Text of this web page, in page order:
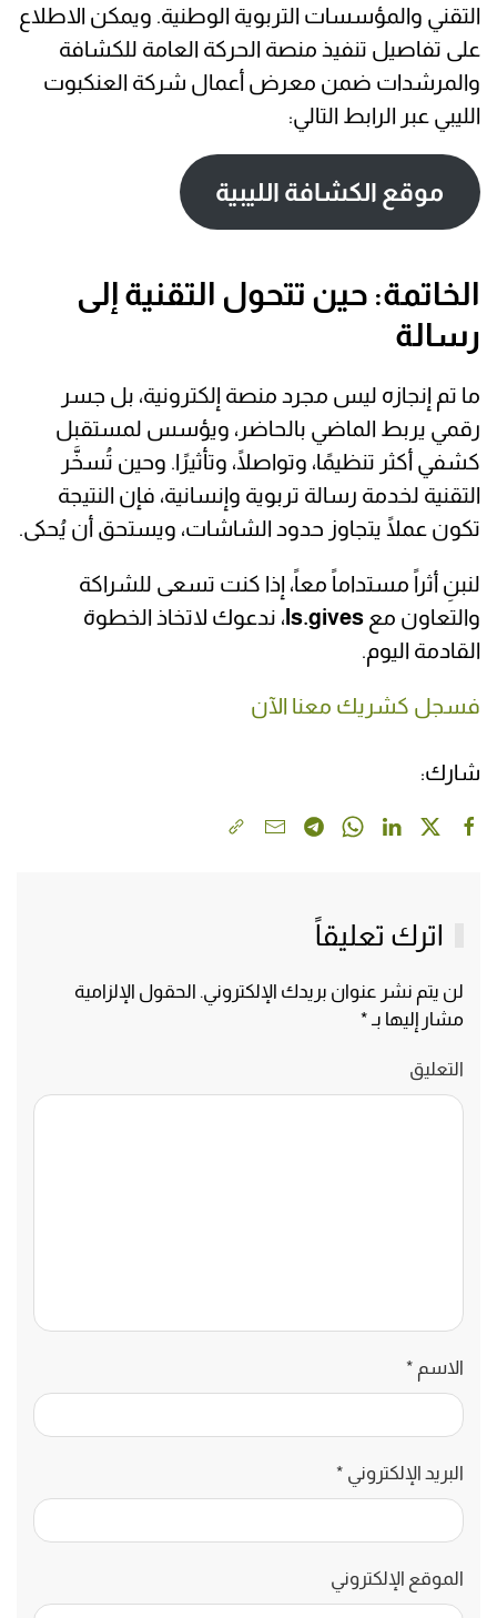
التقني والمؤسسات التربوية الوطنية. ويمكن الاطلاع
على تفاصيل تنفيذ منصة الحركة العامة للكشافة
والمرشدات ضمن معرض أعمال شركة العنكبوت
الليبي عبر الرابط التالي:
موقع الكشافة الليبية
الخاتمة: حين تتحول التقنية إلى
رسالة
ما تم إنجازه ليس مجرد منصة إلكترونية، بل جسر
رقمي يربط الماضي بالحاضر، ويؤسس لمستقبل
كشفي أكثر تنظيمًا، وتواصلًا، وتأثيرًا. وحين تُسخَّر
التقنية لخدمة رسالة تربوية وإنسانية، فإن النتيجة
تكون عملًا يتجاوز حدود الشاشات، ويستحق أن يُحكى.
لنبنِ أثراً مستداماً معاً، إذا كنت تسعى للشراكة
والتعاون مع ls.gives ، ندعوك لاتخاذ الخطوة
القادمة اليوم.
فسجل كشريك معنا الآن
شارك:
اترك تعليقاً
لن يتم نشر عنوان بريدك الإلكتروني. الحقول الإلزامية
مشار إليها بـ *
التعليق
الاسم *
البريد الإلكتروني *
الموقع الإلكتروني